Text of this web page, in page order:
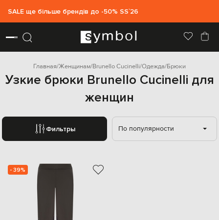
SALE ще більше брендів до -50% SS`26
Главная Женщинам Brunello Cucinelli Одежда Брюки
Узкие брюки Brunello Cucinelli для
женщин
Фильтры По популярности
- 39%